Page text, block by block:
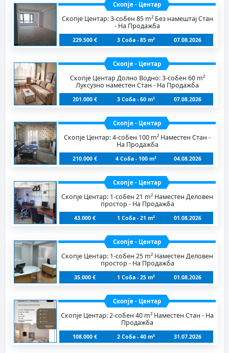
Скопје - Центар
Скопје Центар: 3-собен 85 m² Без намештај Стан
- На Продажба
229.500 € 3 Соба - 85 m² 07.08.2026
Скопје - Центар
Скопје Центар Долно Водно: 3-собен 60 m²
Луксузно наместен Стан - На Продажба
201.000 € 3 Соба - 60 m² 07.08.2026
Скопје - Центар
Скопје Центар: 4-собен 100 m² Наместен Стан -
На Продажба
210.000 € 4 Соба - 100 m² 04.08.2026
Скопје - Центар
Скопје Центар: 1-собен 21 m² Наместен Деловен
простор - На Продажба
43.000 € 1 Соба - 21 m² 01.08.2026
Скопје - Центар
Скопје Центар: 1-собен 25 m² Наместен Деловен
простор - На Продажба
35.000 € 1 Соба - 25 m² 01.08.2026
Скопје - Центар
Скопје Центар: 2-собен 40 m² Наместен Стан - На
Продажба
108.000 € 2 Соба - 40 m² 31.07.2026